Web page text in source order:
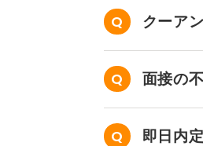
クーア
面接の
即日内